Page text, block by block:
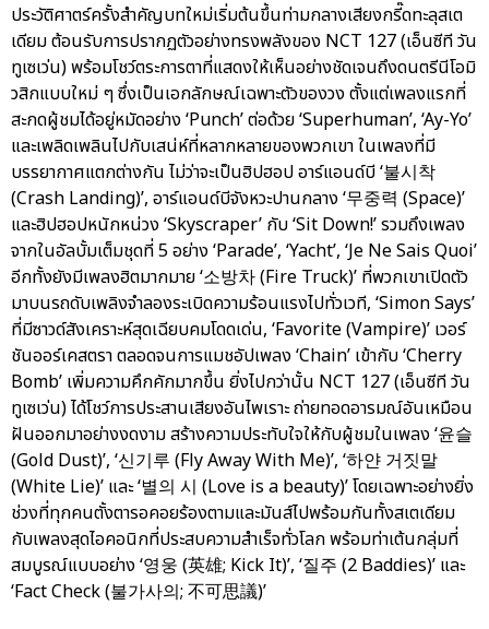
ประวัติศาตร์ครั้งสำคัญบทใหม่เริ่มต้นขึ้นท่ามกลางเสียงกรี๊ดทะลุสเต
เดียม ต้อนรับการปรากฏตัวอย่างทรงพลังของ NCT 127 (เอ็นซีที วัน
ทูเซเว่น) พร้อมโชว์ตระการตาที่แสดงให้เห็นอย่างชัดเจนถึงดนตรีนีโอมิ
วสิกแบบใหม่ ๆ ซึ่งเป็นเอกลักษณ์เฉพาะตัวของวง ตั้งแต่เพลงแรกที่
สะกดผู้ชมได้อยู่หมัดอย่าง ‘Punch’ ต่อด้วย ‘Superhuman’, ‘Ay-Yo’
และเพลิดเพลินไปกับเสน่ห์ที่หลากหลายของพวกเขา ในเพลงที่มี
บรรยากาศแตกต่างกัน ไม่ว่าจะเป็นฮิปฮอป อาร์แอนด์บี ‘불시착
(Crash Landing)’, อาร์แอนด์บีจังหวะปานกลาง ‘무중력 (Space)’
และฮิปฮอปหนักหน่วง ‘Skyscraper’ กับ ‘Sit Down!’ รวมถึงเพลง
จากในอัลบั้มเต็มชุดที่ 5 อย่าง ‘Parade’, ‘Yacht’, ‘Je Ne Sais Quoi’
อีกทั้งยังมีเพลงฮิตมากมาย ‘소방차 (Fire Truck)’ ที่พวกเขาเปิดตัว
มาบนรถดับเพลิงจำลองระเบิดความร้อนแรงไปทั่วเวที, ‘Simon Says’
ที่มีซาวด์สังเคราะห์สุดเฉียบคมโดดเด่น, ‘Favorite (Vampire)’ เวอร์
ชันออร์เคสตรา ตลอดจนการแมชอัปเพลง ‘Chain’ เข้ากับ ‘Cherry
Bomb’ เพิ่มความคึกคักมากขึ้น ยิ่งไปกว่านั้น NCT 127 (เอ็นซีที วัน
ทูเซเว่น) ได้โชว์การประสานเสียงอันไพเราะ ถ่ายทอดอารมณ์อันเหมือน
ฝันออกมาอย่างงดงาม สร้างความประทับใจให้กับผู้ชมในเพลง ‘윤슬
(Gold Dust)’, ‘신기루 (Fly Away With Me)’, ‘하얀 거짓말
(White Lie)’ และ ‘별의 시 (Love is a beauty)’ โดยเฉพาะอย่างยิ่ง
ช่วงที่ทุกคนตั้งตารอคอยร้องตามและมันส์ไปพร้อมกันทั้งสเตเดียม
กับเพลงสุดไอคอนิกที่ประสบความสำเร็จทั่วโลก พร้อมท่าเต้นกลุ่มที่
สมบูรณ์แบบอย่าง ‘영웅 (英雄; Kick It)’, ‘질주 (2 Baddies)’ และ
‘Fact Check (불가사의; 不可思議)’